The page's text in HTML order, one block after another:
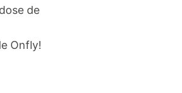
de
Onfly!